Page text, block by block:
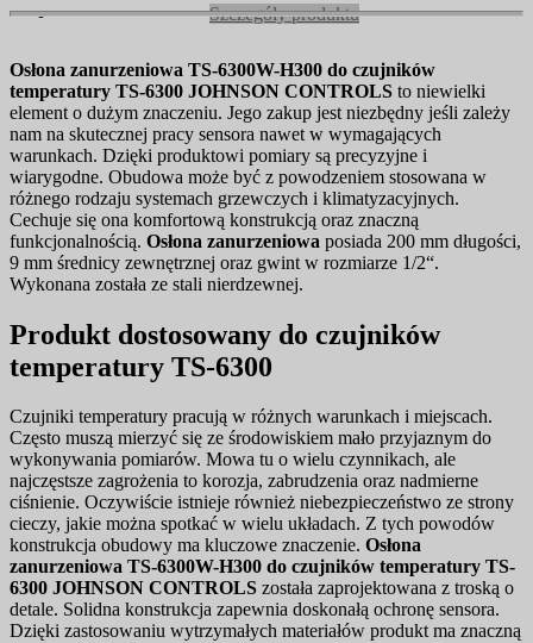
Szczegóły produktu
Osłona zanurzeniowa TS-6300W-H300 do czujników
temperatury TS-6300 JOHNSON CONTROLS to niewielki
element o dużym znaczeniu. Jego zakup jest niezbędny jeśli zależy
nam na skutecznej pracy sensora nawet w wymagających
warunkach. Dzięki produktowi pomiary są precyzyjne i
wiarygodne. Obudowa może być z powodzeniem stosowana w
różnego rodzaju systemach grzewczych i klimatyzacyjnych.
Cechuje się ona komfortową konstrukcją oraz znaczną
funkcjonalnością. Osłona zanurzeniowa posiada 200 mm długości,
9 mm średnicy zewnętrznej oraz gwint w rozmiarze 1/2“.
Wykonana została ze stali nierdzewnej.
Produkt dostosowany do czujników
temperatury TS-6300
Czujniki temperatury pracują w różnych warunkach i miejscach.
Często muszą mierzyć się ze środowiskiem mało przyjaznym do
wykonywania pomiarów. Mowa tu o wielu czynnikach, ale
najczęstsze zagrożenia to korozja, zabrudzenia oraz nadmierne
ciśnienie. Oczywiście istnieje również niebezpieczeństwo ze strony
cieczy, jakie można spotkać w wielu układach. Z tych powodów
konstrukcja obudowy ma kluczowe znaczenie. Osłona
zanurzeniowa TS-6300W-H300 do czujników temperatury TS-
6300 JOHNSON CONTROLS została zaprojektowana z troską o
detale. Solidna konstrukcja zapewnia doskonałą ochronę sensora.
Dzięki zastosowaniu wytrzymałych materiałów produkt ma znaczną